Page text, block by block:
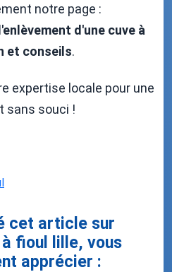
notre page :
d'une cuve à
et conseils.
expertise locale pour une
sans souci !
cet article sur
fioul lille, vous
apprécier :